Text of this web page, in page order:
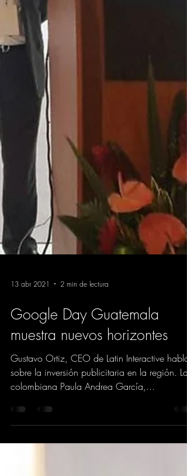
Google Day Guatemala
muestra nuevos horizontes
Gustavo Ortiz, CEO de Latin Interactive habla
sobre la inversión publicitaria en la región. La
colombiana Paula Andrea García,...